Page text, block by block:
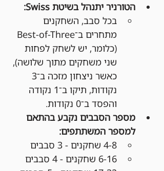
הטורניר יתנהל בשיטת Swiss:
בכל סבב, השחקנים
(כלומר, יש לשחק לפחות
שני משחקים מתוך שלושה),
נקודות, תיקו ב־1 נקודה
והפסד ב־0 נקודות.
מספר הסבבים נקבע בהתאם
למספר המשתתפים:
4-8 שחקנים - 3 סבבים
6-16 שחקנים - 4 סבבים